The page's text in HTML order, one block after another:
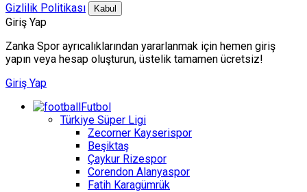
Gizlilik Politikası
Kabul
Giriş Yap
Zanka Spor ayrıcalıklarından yararlanmak için hemen giriş
yapın veya hesap oluşturun, üstelik tamamen ücretsiz!
Giriş Yap
Futbol
Türkiye Süper Ligi
Zecorner Kayserispor
Beşiktaş
Çaykur Rizespor
Corendon Alanyaspor
Fatih Karagümrük